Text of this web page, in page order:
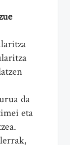
da
eta